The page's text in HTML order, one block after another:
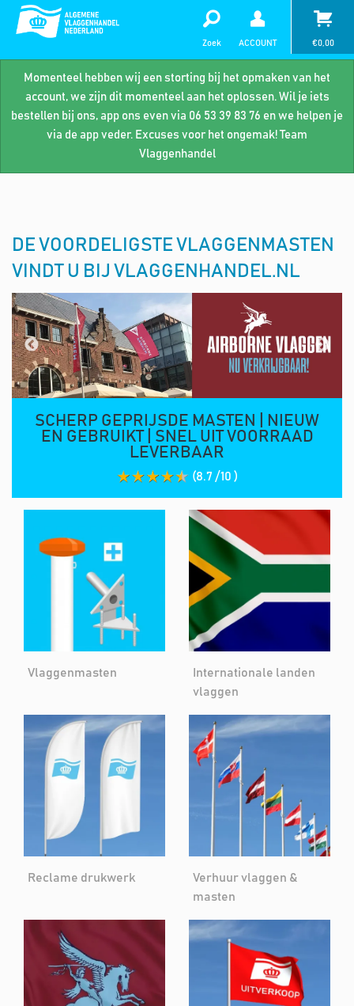
Momenteel hebben wij een storting bij het opmaken van het
account, we zijn dit momenteel aan het oplossen. Wil je iets
bestellen bij ons, app ons even via 06 53 39 83 76 en we helpen je
via de app veder. Excuses voor het ongemak! Team
Vlaggenhandel
Zoek ACCOUNT €0,00
DE VOORDELIGSTE VLAGGENMASTEN
VINDT U BIJ VLAGGENHANDEL.NL
SCHERP GEPRIJSDE MASTEN | NIEUW
EN GEBRUIKT | SNEL UIT VOORRAAD
LEVERBAAR
(8.7 /10 )
Vlaggenmasten
Internationale landen
vlaggen
Reclame drukwerk
Verhuur vlaggen &
masten